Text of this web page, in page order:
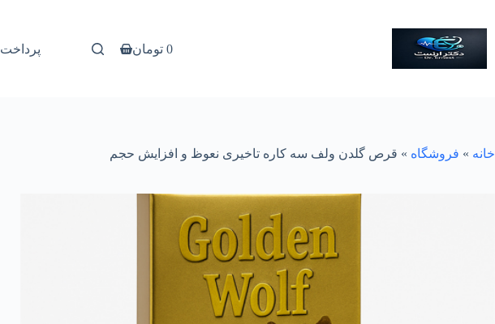
سبد
0 تومان پرداخت
خانه » فروشگاه » قرص گلدن ولف سه کاره تاخیری نعوظ و افزایش حجم